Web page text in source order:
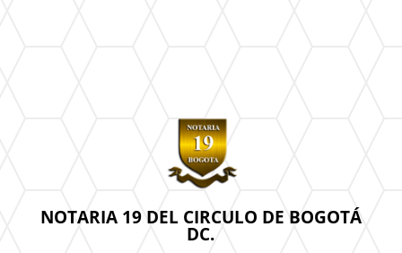
NOTARIA 19 DEL CIRCULO DE BOGOTÁ
DC.